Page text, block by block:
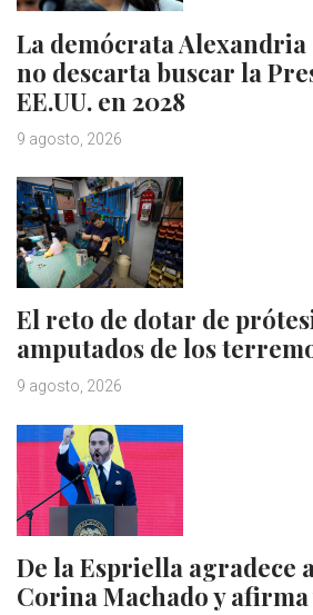
La demócrata
no descarta buscar la
EE.UU. en 2028
9 agosto, 2026
El reto de dotar de
amputados de los
9 agosto, 2026
De la Espriella agradece
Corina Machado y